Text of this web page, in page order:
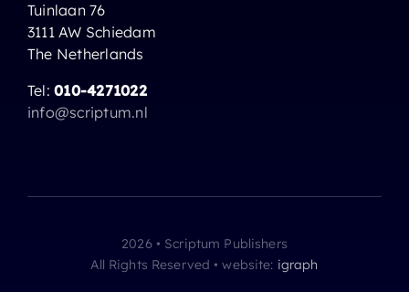
Tuinlaan 76
3111 AW Schiedam
The Netherlands
Tel:010-4271022
info@scriptum.nl
2026 • Scriptum Publishers
All Rights Reserved • website: igraph